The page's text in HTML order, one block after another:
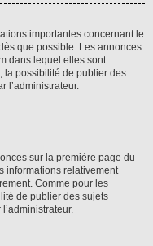
importantes concernant le
que possible. Les annonces
dans lequel elles sont
la possibilité de publier des
l’administrateur.
sur la première page du
informations relativement
Comme pour les
de publier des sujets